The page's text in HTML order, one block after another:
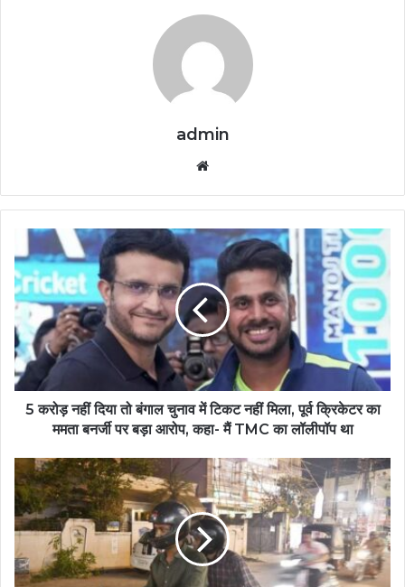
admin
5 करोड़ नहीं दिया तो बंगाल चुनाव में टिकट नहीं मिला, पूर्व क्रिकेटर का
ममता बनर्जी पर बड़ा आरोप, कहा- मैं TMC का लॉलीपॉप था